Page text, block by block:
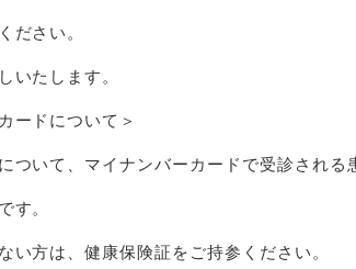
ださい。
いたします。
ドについて＞
いて、マイナンバーカードで受診される
す。
い方は、健康保険証をご持参ください。